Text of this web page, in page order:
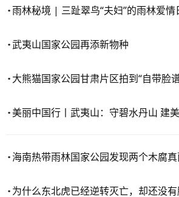
雨林秘境 | 三趾翠鸟“夫妇”的雨林爱情
武夷山国家公园再添新物种
美丽中国行丨武夷山：守碧水丹山 建
海南热带雨林国家公园发现两个木腐